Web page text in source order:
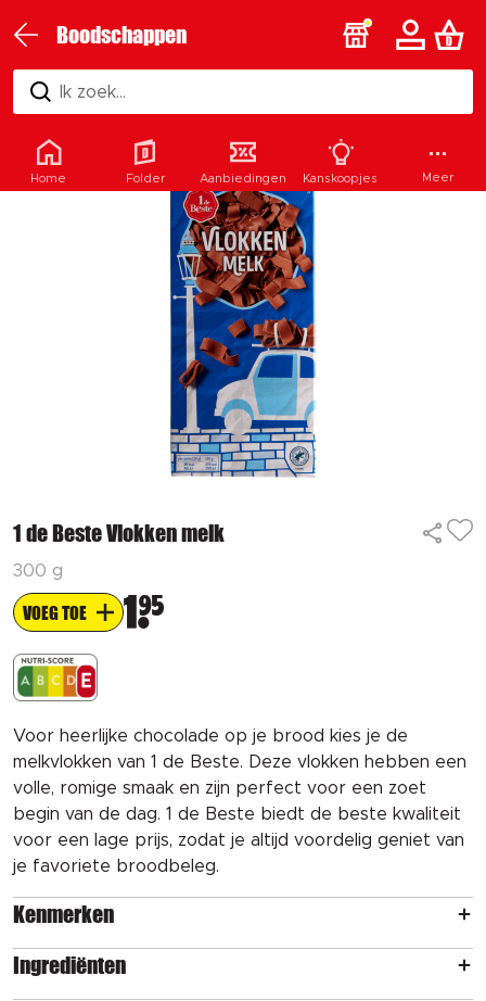
Boodschappen
Ik zoek...
1 de Beste Vlokken melk
300 g
VOEG TOE 1 95
Voor heerlijke chocolade op je brood kies je de
melkvlokken van 1 de Beste. Deze vlokken hebben een
volle, romige smaak en zijn perfect voor een zoet
begin van de dag. 1 de Beste biedt de beste kwaliteit
voor een lage prijs, zodat je altijd voordelig geniet van
je favoriete broodbeleg.
Kenmerken
Ingrediënten
Home Folder Aanbiedingen Kanskoopjes Meer